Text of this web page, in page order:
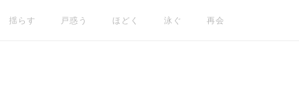
揺らす 戸惑う ほどく 泳ぐ 再会